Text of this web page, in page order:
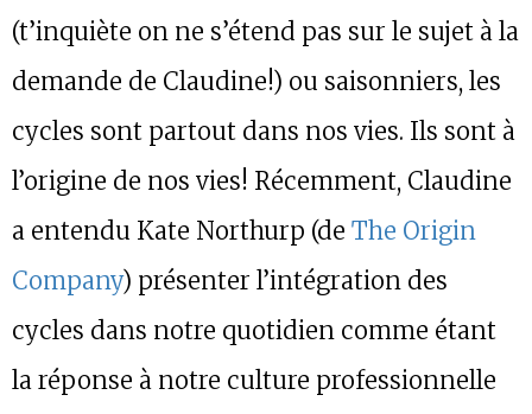
(t’inquiète on ne s’étend pas sur le sujet à la
demande de Claudine!) ou saisonniers, les
cycles sont partout dans nos vies. Ils sont à
l’origine de nos vies! Récemment, Claudine
a entendu Kate Northurp (de The Origin
Company) présenter l’intégration des
cycles dans notre quotidien comme étant
la réponse à notre culture professionnelle